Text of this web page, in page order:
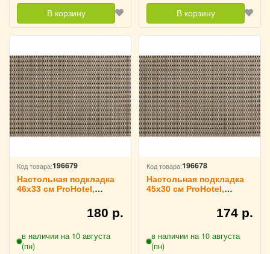
В корзину В корзину
Код товара:196679
Настольная подкладка
46х33 см ProHotel,
180 р.
в наличии на 10 августа
(пн)
Код товара:196678
Настольная подкладка
45х30 см ProHotel,
174 р.
в наличии на 10 августа
(пн)